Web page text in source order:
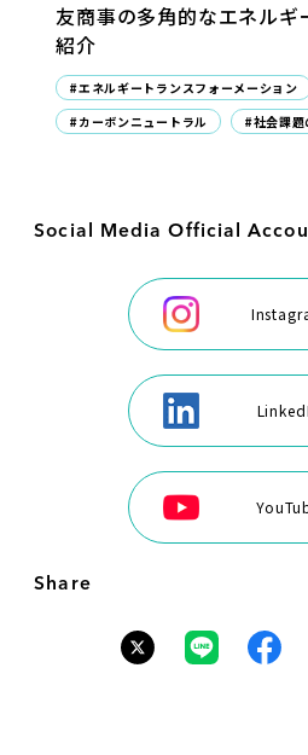
友商事の多角的なエネルギ
紹介
#エネルギートランスフォーメーション
#カーボンニュートラル
#社会課題
Social Media Official
Share